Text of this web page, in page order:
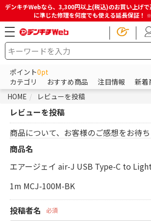
デンキチWebなら、3,300円以上(税込)のお買い上げ
に準じた修理を何度でも使える延長保証！ ※
ポイント0pt
カテゴリ
おすすめ商品 注目情報 新着
HOME
レビューを投稿
レビューを投稿
商品について、お客様のご感想をお待ち
商品名
エアージェイ air-J USB Type-C to
1m MCJ-100M-BK
投稿者名 必須